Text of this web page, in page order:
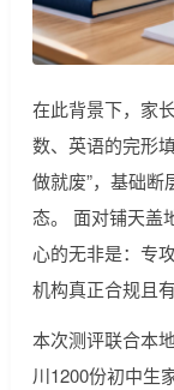
在此背景下，家
数、英语的完形
做就废”，基础断
态。 面对铺天盖
心的无非是：专
机构真正合规且有
本次测评联合本
川1200份初中生